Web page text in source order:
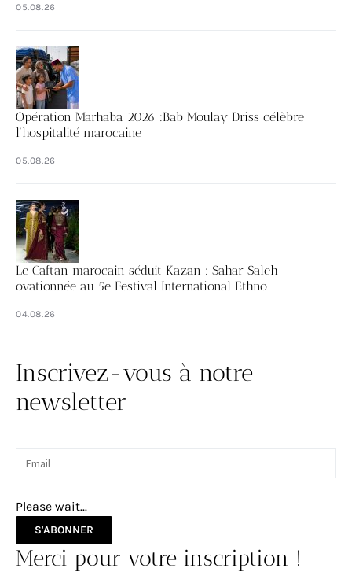
05.08.26
Opération Marhaba 2026 :Bab Moulay Driss célèbre
l’hospitalité marocaine
05.08.26
Le Caftan marocain séduit Kazan : Sahar Saleh
ovationnée au 5e Festival International Ethno
04.08.26
Inscrivez-vous à notre
newsletter
Please wait...
S'ABONNER
Merci pour votre inscription !